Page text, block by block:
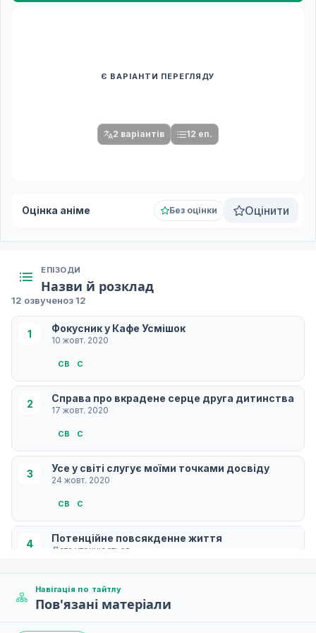
Є ВАРІАНТИ ПЕРЕГЛЯДУ
2 варіантів 12 еп.
Оцінка аніме Без оцінки Оцінити
ЕПІЗОДИ
Назви й розклад
12 озвученоз 12
1 Фокусник у Кафе Усмішок
10 жовт. 2020
СB С
2 Справа про вкрадене серце друга дитинства
17 жовт. 2020
СB С
3 Усе у світі слугує моїми точками досвіду
24 жовт. 2020
СB С
4 Потенційне повсякденне життя
Дата уточнюється
Вона — лютий вихор, вона — безтурботний
Навігація по тайтлу
Пов'язані матеріали